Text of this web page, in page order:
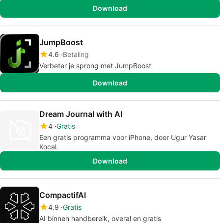
Download
JumpBoost
4.6 Betaling
Verbeter je sprong met JumpBoost
Download
Dream Journal with AI
4 Gratis
Een gratis programma voor iPhone, door Ugur Yasar
Kocal.
Download
CompactifAI
4.9 Gratis
AI binnen handbereik, overal en gratis